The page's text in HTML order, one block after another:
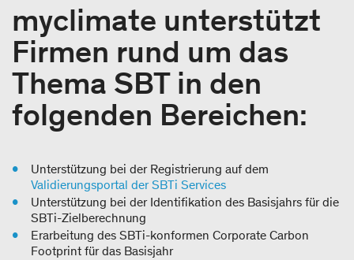
myclimate unterstützt
Firmen rund um das
Thema SBT in den
folgenden Bereichen:
Unterstützung bei der Registrierung auf dem
Validierungsportal der SBTi Services
Unterstützung bei der Identifikation des Basisjahrs für die
SBTi-Zielberechnung
Erarbeitung des SBTi-konformen Corporate Carbon
Footprint für das Basisjahr